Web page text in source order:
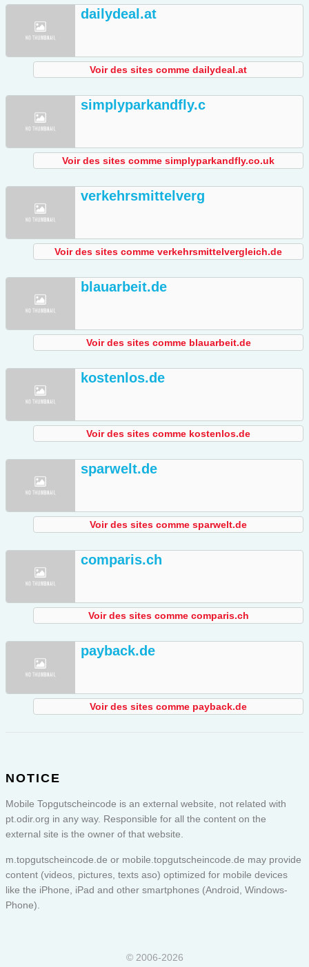
dailydeal.at
Voir des sites comme dailydeal.at
simplyparkandfly.c
Voir des sites comme simplyparkandfly.co.uk
verkehrsmittelverg
Voir des sites comme verkehrsmittelvergleich.de
blauarbeit.de
Voir des sites comme blauarbeit.de
kostenlos.de
Voir des sites comme kostenlos.de
sparwelt.de
Voir des sites comme sparwelt.de
comparis.ch
Voir des sites comme comparis.ch
payback.de
Voir des sites comme payback.de
NOTICE
Mobile Topgutscheincode is an external website, not related with
pt.odir.org in any way. Responsible for all the content on the
external site is the owner of that website.
m.topgutscheincode.de or mobile.topgutscheincode.de may provide
content (videos, pictures, texts aso) optimized for mobile devices
like the iPhone, iPad and other smartphones (Android, Windows-
Phone).
© 2006-2026